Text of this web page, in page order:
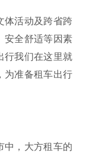
体活动及跨省跨
安全舒适等因素
行我们在这里就
为准备租车出行
中，大方租车的